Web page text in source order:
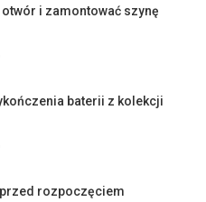
i zamontować szynę
baterii z kolekcji
rozpoczęciem